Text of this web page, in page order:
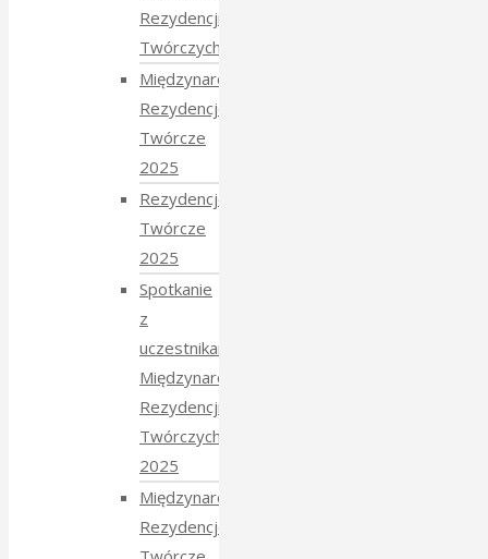
Rezydencji
Twórczych 2026
Międzynarodowe
Rezydencje
Twórcze
2025
Rezydencje
Twórcze
2025
Spotkanie
z
uczestnikami
Międzynarodowych
Rezydencji
Twórczych
2025
Międzynarodowe
Rezydencje